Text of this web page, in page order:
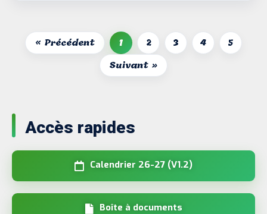
« Précédent 1 2 3 4
5
Suivant »
Accès rapides
Calendrier 26-27 (V1.2)
Boîte à documents